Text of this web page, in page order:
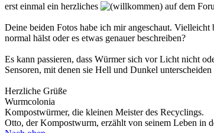
erst einmal ein herzliches auf dem
Deine beiden Fotos habe ich mir angeschaut.
normal hälst oder es etwas genauer beschreiben?
Es kann passieren, dass Würmer sich vor Licht nicht
Sensoren, mit denen sie Hell und Dunkel
Herzliche Grüße
Wurmcolonia
Kompostwürmer, die kleinen Meister des Recyclings.
Otto, der Kompostwurm, erzählt von seinem Leben in